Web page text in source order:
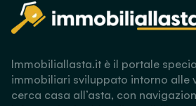
Immobiliallasta.it è il portale
immobiliari sviluppato intorno alle
cerca casa all’asta, con